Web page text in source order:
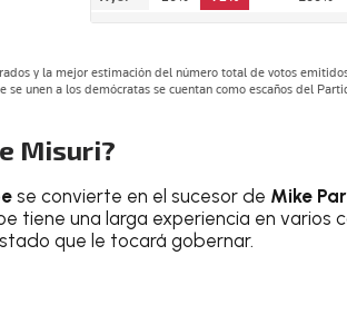
Misuri?
se convierte en el sucesor de Mike
tiene una larga experiencia en varios
que le tocará gobernar.